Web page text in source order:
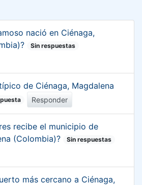
nació en Ciénaga,
Sin respuestas
de Ciénaga, Magdalena
Responder
recibe el municipio de
(Colombia)?
Sin respuestas
más cercano a Ciénaga,